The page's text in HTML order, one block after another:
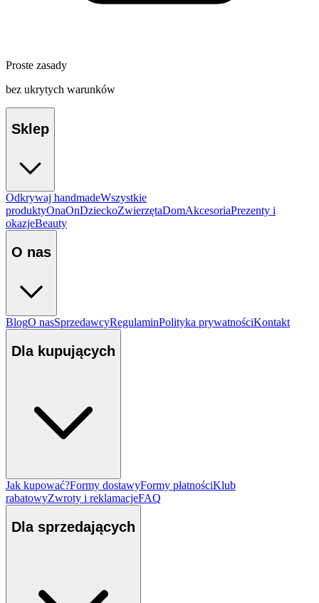
Proste zasady
bez ukrytych warunków
Sklep
Odkrywaj handmadeWszystkie
produktyOnaOnDzieckoZwierzętaDomAkcesoriaPrezenty i
okazjeBeauty
O nas
BlogO nasSprzedawcyRegulaminPolityka prywatnościKontakt
Dla kupujących
Jak kupować?Formy dostawyFormy płatnościKlub
rabatowyZwroty i reklamacjeFAQ
Dla sprzedających